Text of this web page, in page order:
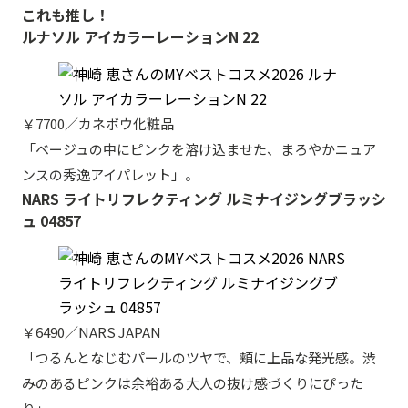
これも推し！
ルナソル アイカラーレーションN 22
￥7700／カネボウ化粧品
「ベージュの中にピンクを溶け込ませた、まろやかニュア
ンスの秀逸アイパレット」。
NARS ライトリフレクティング ルミナイジングブラッシ
ュ 04857
￥6490／NARS JAPAN
「つるんとなじむパールのツヤで、頬に上品な発光感。渋
みのあるピンクは余裕ある大人の抜け感づくりにぴった